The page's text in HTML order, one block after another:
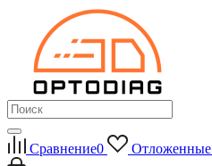
Сравнение0 Отложенные